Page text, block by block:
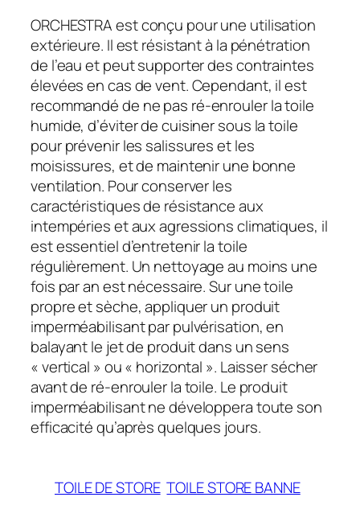
ORCHESTRA est conçu pour une utilisation
extérieure. Il est résistant à la pénétration
de l’eau et peut supporter des contraintes
élevées en cas de vent. Cependant, il est
recommandé de ne pas ré-enrouler la toile
humide, d’éviter de cuisiner sous la toile
pour prévenir les salissures et les
moisissures, et de maintenir une bonne
ventilation. Pour conserver les
caractéristiques de résistance aux
intempéries et aux agressions climatiques, il
est essentiel d’entretenir la toile
régulièrement. Un nettoyage au moins une
fois par an est nécessaire. Sur une toile
propre et sèche, appliquer un produit
imperméabilisant par pulvérisation, en
balayant le jet de produit dans un sens
« vertical » ou « horizontal ». Laisser sécher
avant de ré-enrouler la toile. Le produit
imperméabilisant ne développera toute son
efficacité qu’après quelques jours.
TOILE DE STORE TOILE STORE BANNE